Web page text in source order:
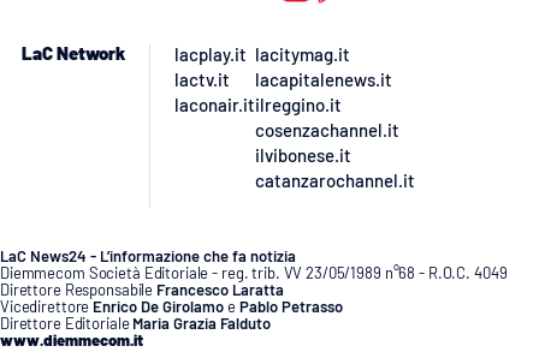
LaC Network
lacplay.it
lactv.it
laconair.it
lacitymag.it
lacapitalenews.it
ilreggino.it
cosenzachannel.it
ilvibonese.it
catanzarochannel.it
LaC News24 - L’informazione che fa notizia
Diemmecom Società Editoriale - reg. trib. VV 23/05/1989 n°68 - R.O.C. 4049
Direttore Responsabile Francesco Laratta
Vicedirettore Enrico De GirolamoePablo Petrasso
Direttore Editoriale Maria Grazia Falduto
www.diemmecom.it